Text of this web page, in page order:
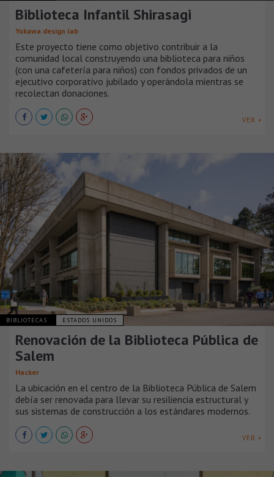
Biblioteca Infantil Shirasagi
Yukawa design lab
Este proyecto tiene como objetivo contribuir a la
comunidad local construyendo una biblioteca para niños
(con una cafetería para niños) con fondos privados de un
ejecutivo corporativo jubilado y operándola mientras se
recolectan donaciones.
VER +
BIBLIOTECAS ESTADOS UNIDOS
Renovación de la Biblioteca Pública de
Salem
Hacker
La ubicación en el centro de la Biblioteca Pública de Salem
debía ser renovada para llevar su resiliencia estructural y
sus sistemas de construcción a los estándares modernos.
VER +